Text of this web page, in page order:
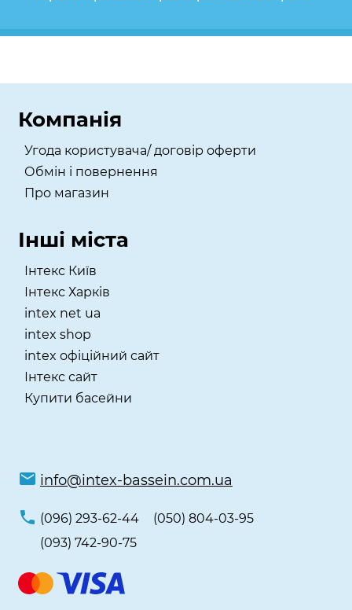
Компанія
Угода користувача/ договір оферти
Обмін і повернення
Про магазин
Інші міста
Інтекс Київ
​Інтекс Харків
intex net ua
intex shop
intex офіційний сайт
Інтекс сайт
Купити басейни
info@intex-bassein.com.ua
(096) 293-62-44
(050) 804-03-95
(093) 742-90-75